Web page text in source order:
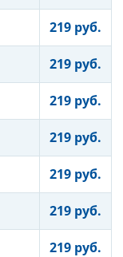
219 руб.
219 руб.
219 руб.
219 руб.
219 руб.
219 руб.
219 руб.